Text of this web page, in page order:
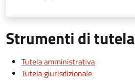
Strumenti di tutela
Tutela amministrativa
Tutela giurisdizionale